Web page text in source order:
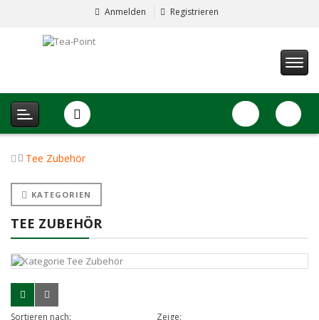
Anmelden Registrieren
Tee Zubehör
KATEGORIEN
TEE ZUBEHÖR
Sortieren nach: Zeige: